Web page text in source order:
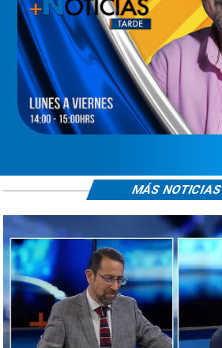
MÁS NOTICIAS